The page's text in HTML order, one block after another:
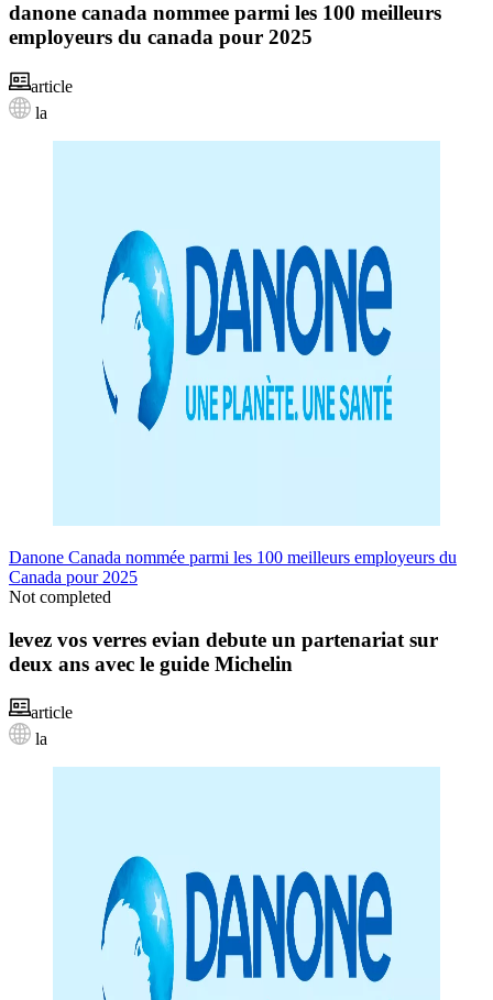
danone canada nommee parmi les 100 meilleurs
employeurs du canada pour 2025
article
la
Danone Canada nommée parmi les 100 meilleurs employeurs du
Canada pour 2025
Not completed
levez vos verres evian debute un partenariat sur
deux ans avec le guide Michelin
article
la